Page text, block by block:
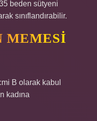
beden sütyeni
sınıflandırabilir.
MEMESI
B olarak kabul
kadına